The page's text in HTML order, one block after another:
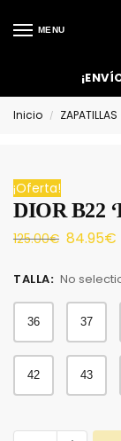
MENU
Inicio / ZAPATILLAS
¡Oferta!
DIOR B22
125.00€ 84.95€
TALLA: No
36 37
42 43